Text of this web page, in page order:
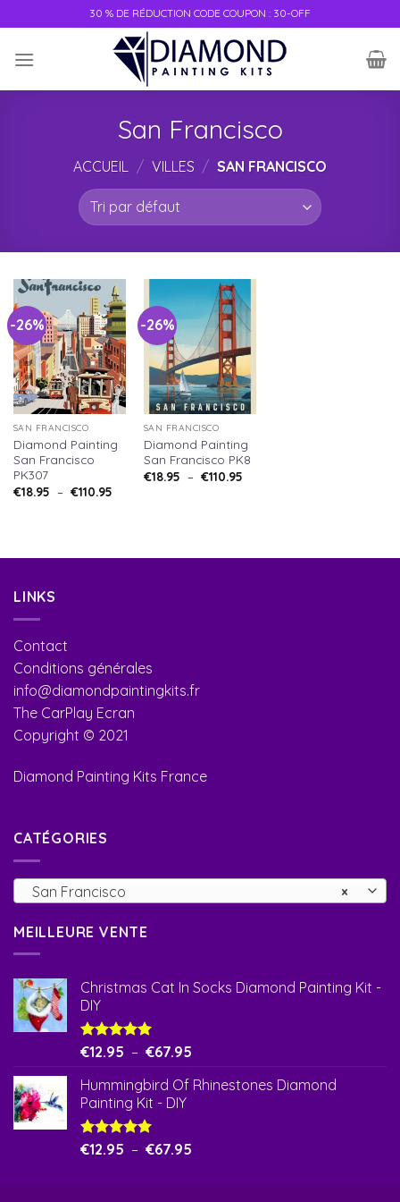
to
content
30 % DE RÉDUCTION CODE COUPON : 30-OFF
San Francisco
ACCUEIL / VILLES / SAN FRANCISCO
-26%
SAN FRANCISCO
Diamond Painting
San Francisco
PK307
€18.95 – €110.95Plage
-26%
SAN FRANCISCO
Diamond Painting
San Francisco PK8
€18.95 – €110.95Plage
LINKS
Contact
Conditions générales
info@diamondpaintingkits.fr
The CarPlay Ecran
Copyright © 2021
Diamond Painting Kits France
CATÉGORIES
×
San Francisco
MEILLEURE VENTE
Christmas Cat In Socks Diamond Painting Kit -
DIY
Note5.00
€12.95 – €67.95
prix :
Hummingbird Of Rhinestones Diamond
Painting Kit - DIY
Note5.00
€12.95 – €67.95